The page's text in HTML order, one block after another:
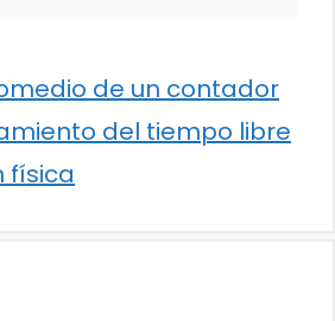
de un contador
del tiempo libre
física